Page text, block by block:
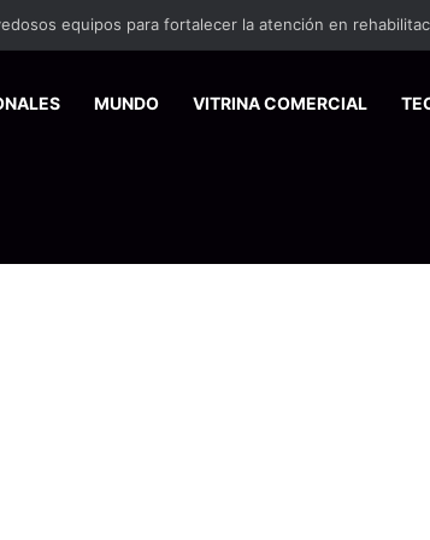
equipos para fortalecer la atención en
MUNDO VITRINA COMERCIAL